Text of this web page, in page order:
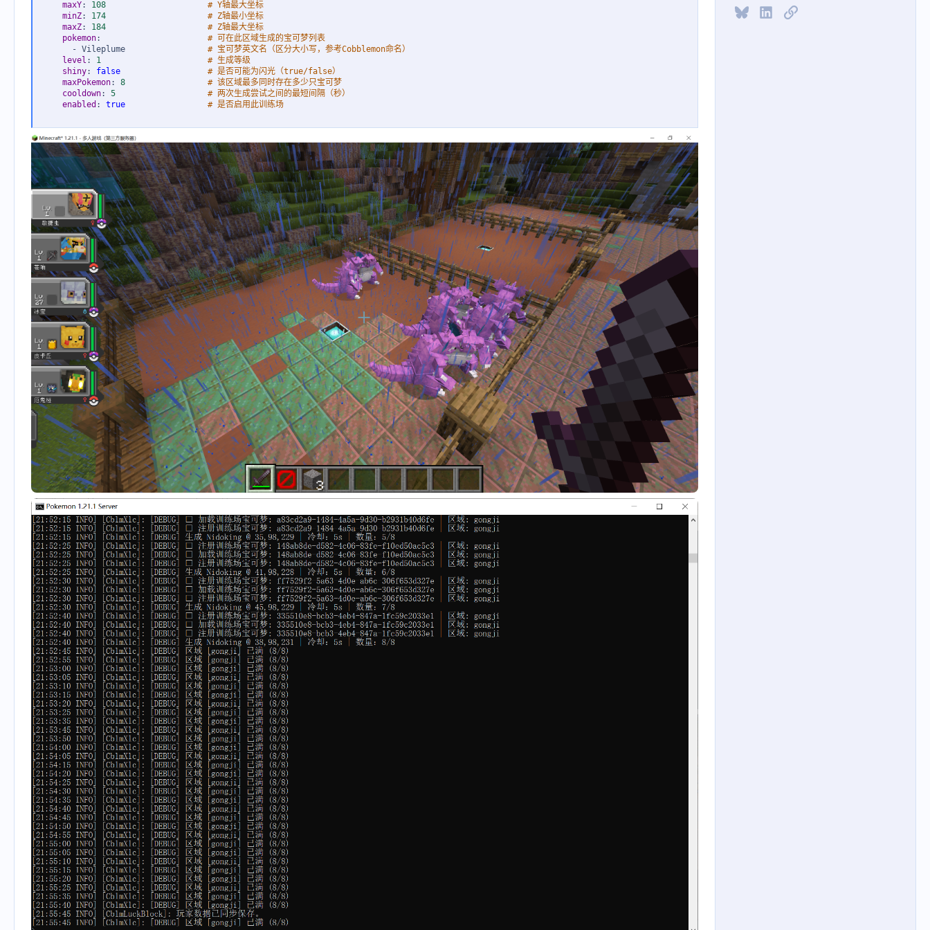
maxY: 108 # Y轴最大坐标
minZ: 174 # Z轴最小坐标
maxZ: 184 # Z轴最大坐标
pokemon:
# 可在此区域生成的宝可梦列表
- Vileplume # 宝可梦英文名（区分大小写，参考Cobblemon命名）
level : 1 # 生成等级
shiny: false # 是否可能为闪光（true/false）
maxPokemon: 8 # 该区域最多同时存在多少只宝可梦
cooldown: 5 # 两次生成尝试之间的最短间隔（秒）
enabled : true # 是否启用此训练场
Bluesky LinkedIn链接